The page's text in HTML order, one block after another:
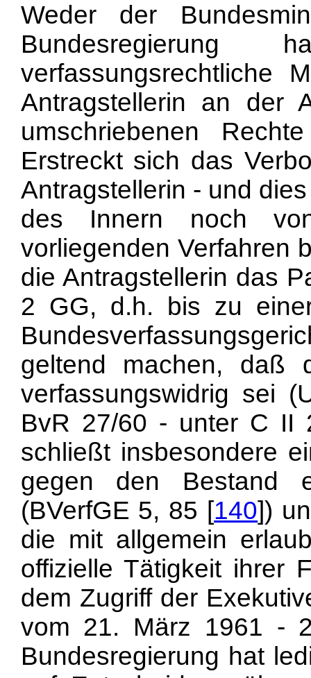
Weder der
verfassungsrechtliche
Antragstellerin an der
umschriebenen
Erstreckt sich das
Antragstellerin - und
des Innern noch
vorliegenden Verfahren
die Antragstellerin das
2 GG, d.h. bis zu
geltend machen, daß
verfassungswidrig sei
BvR 27/60 - unter C II
schließt insbesondere
gegen den Bestand
(BVerfGE 5, 85 [140])
die mit allgemein
offizielle Tätigkeit ihrer
dem Zugriff der
vom 21. März 1961 -
Bundesregierung hat